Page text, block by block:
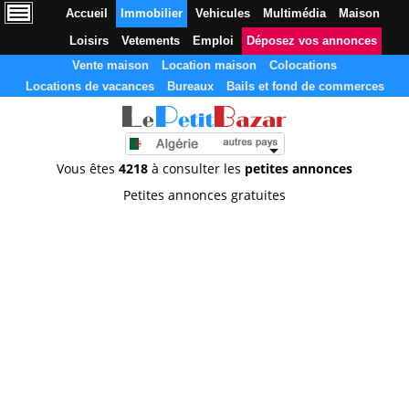
Accueil Immobilier Vehicules Multimédia
Maison
Loisirs
Vetements Emploi
Déposez vos annonces
Vente maison
Location maison
Colocations
Locations de vacances
Bureaux Bails et fond de commerces
Vous êtes 4218 à consulter les petites annonces
Petites annonces gratuites